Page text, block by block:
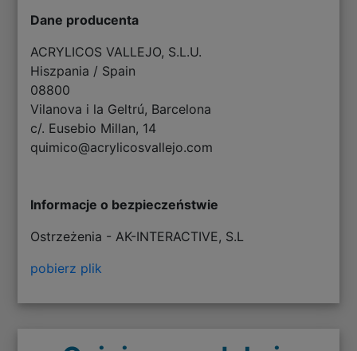
Dane producenta
ACRYLICOS VALLEJO, S.L.U.
Hiszpania / Spain
08800
Vilanova i la Geltrú, Barcelona
c/. Eusebio Millan, 14
quimico@acrylicosvallejo.com
Informacje o bezpieczeństwie
Ostrzeżenia - AK-INTERACTIVE, S.L
pobierz plik